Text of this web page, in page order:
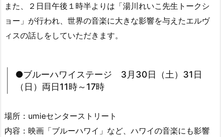
また、２日目午後１時半よりは「湯川れいこ先生トークシ
ョー」が行われ、世界の音楽に大きな影響を与えたエルヴ
ィスの話しをしていただきます。
●ブルーハワイステージ 3月30日（土）31日
（日）両日11時～17時
場所：umieセンターストリート
内容：映画「ブルーハワイ」など、ハワイの音楽にも影響